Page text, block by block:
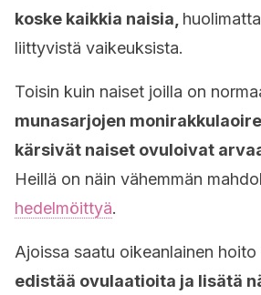
koske kaikkia naisia,
liittyvistä vaikeuksista.
Toisin kuin naiset joilla on
munasarjojen
kärsivät naiset ovuloivat
Heillä on näin vähemmän
hedelmöittyä.
Ajoissa saatu oikeanlainen
edistää ovulaatioita ja lisätä